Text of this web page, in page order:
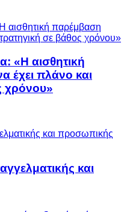
«Η αισθητική
έχει πλάνο και
χρόνου»
και